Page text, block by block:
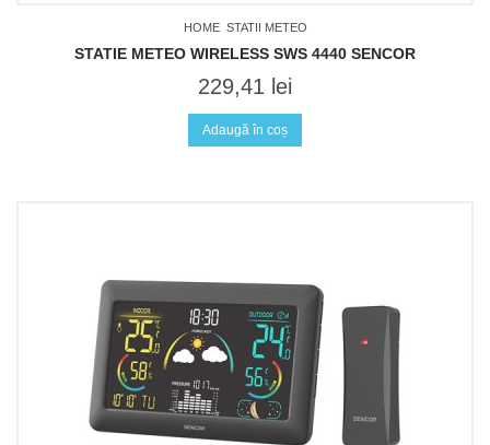
HOME STATII METEO
STATIE METEO WIRELESS SWS 4440 SENCOR
229,41 lei
Adaugă în coș